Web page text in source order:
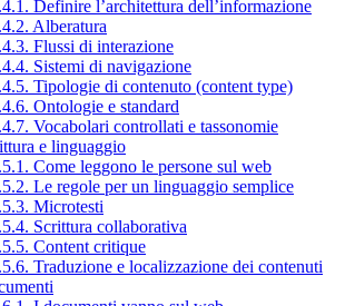
Definire l’architettura dell’informazione
Alberatura
Flussi di interazione
Sistemi di navigazione
Tipologie di contenuto (content type)
Ontologie e standard
Vocabolari controllati e tassonomie
e linguaggio
Come leggono le persone sul web
Le regole per un linguaggio semplice
Microtesti
Scrittura collaborativa
Content critique
Traduzione e localizzazione dei contenuti